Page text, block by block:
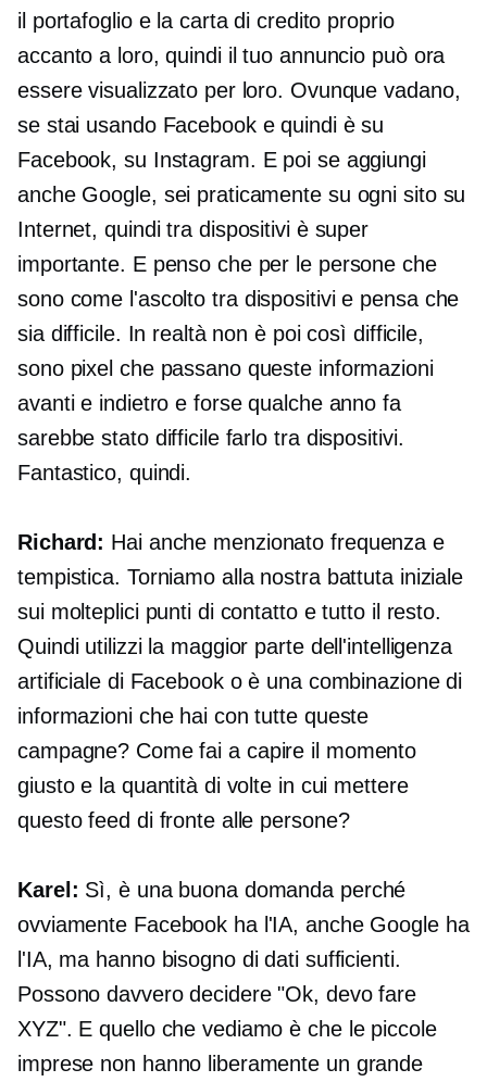
il portafoglio e la carta di credito proprio
accanto a loro, quindi il tuo annuncio può ora
essere visualizzato per loro. Ovunque vadano,
se stai usando Facebook e quindi è su
Facebook, su Instagram. E poi se aggiungi
anche Google, sei praticamente su ogni sito su
Internet, quinditra dispositiviè super
importante. E penso che per le persone che
sono come l'ascolto tra dispositivie pensa che
sia difficile. In realtà non è poi così difficile,
sono pixel che passano queste informazioni
avanti e indietro e forse qualche anno fa
sarebbe stato difficile farlo tra dispositivi.
Fantastico, quindi.
Richard: Hai anche menzionato frequenza e
tempistica. Torniamo alla nostra battuta iniziale
sui molteplici punti di contatto e tutto il resto.
Quindi utilizzi la maggior parte dell'intelligenza
artificiale di Facebook o è una combinazione di
informazioni che hai con tutte queste
campagne? Come fai a capire il momento
giusto e la quantità di volte in cui mettere
questo feed di fronte alle persone?
Karel: Sì, è una buona domanda perché
ovviamente Facebook ha l'IA, anche Google ha
l'IA, ma hanno bisogno di dati sufficienti.
Possono davvero decidere "Ok, devo fare
XYZ". E quello che vediamo è che le piccole
imprese non hanno liberamente un grande